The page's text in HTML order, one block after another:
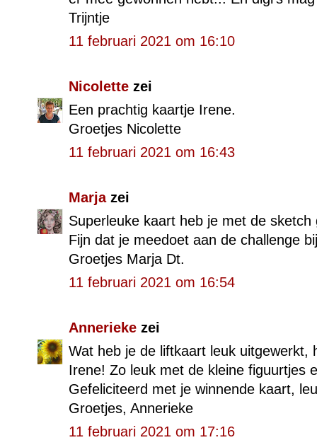
Trijntje
11 februari 2021 om 16:10
Nicolette zei
Een prachtig kaartje Irene.
Groetjes Nicolette
11 februari 2021 om 16:43
Marjazei
Superleuke kaart heb je met de sketch
Fijn dat je meedoet aan de challenge
Groetjes Marja Dt.
11 februari 2021 om 16:54
Annerieke zei
Wat heb je de liftkaart leuk uitgewerkt,
Irene! Zo leuk met de kleine figuurtjes
Gefeliciteerd met je winnende kaart,
Groetjes, Annerieke
11 februari 2021 om 17:16